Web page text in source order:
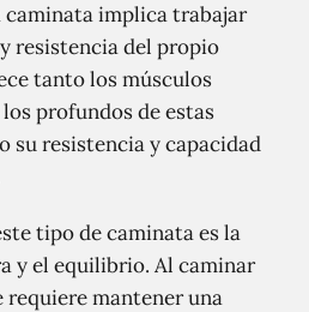
implica trabajar
resistencia del propio
tanto los músculos
profundos de estas
su resistencia y capacidad
tipo de caminata es la
y el equilibrio. Al caminar
requiere mantener una